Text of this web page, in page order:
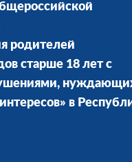
родителей
старше 18 лет с
в